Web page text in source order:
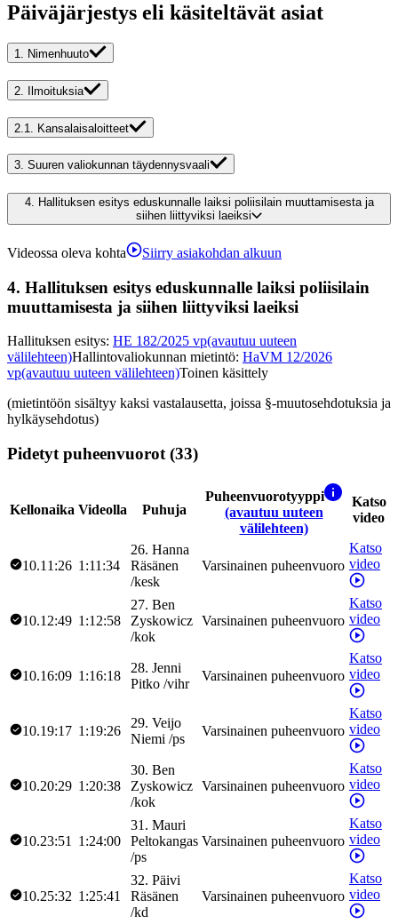
Päiväjärjestys eli käsiteltävät asiat
1. Nimenhuuto
2. Ilmoituksia
2.1. Kansalaisaloitteet
3. Suuren valiokunnan täydennysvaali
4. Hallituksen esitys eduskunnalle laiksi poliisilain muuttamisesta ja
siihen liittyviksi laeiksi
Videossa oleva kohta Siirry asiakohdan alkuun
4. Hallituksen esitys eduskunnalle laiksi poliisilain
muuttamisesta ja siihen liittyviksi laeiksi
Hallituksen esitys: HE 182/2025 vp(avautuu uuteen
välilehteen)Hallintovaliokunnan mietintö: HaVM 12/2026
vp(avautuu uuteen välilehteen)Toinen käsittely
(mietintöön sisältyy kaksi vastalausetta, joissa §-muutosehdotuksia ja
hylkäysehdotus)
Pidetyt puheenvuorot (33)
Kellonaika Videolla Puhuja
Puheenvuorotyyppi
(avautuu uuteen
välilehteen)
Katso
video
10.11:26 1:11:34
26. Hanna
Räsänen
/kesk
Varsinainen puheenvuoro
Katso
video
10.12:49 1:12:58
27. Ben
Zyskowicz
/kok
Varsinainen puheenvuoro
Katso
video
10.16:09 1:16:18
28. Jenni
Pitko /vihr
Varsinainen puheenvuoro
Katso
video
10.19:17 1:19:26
29. Veijo
Niemi /ps
Varsinainen puheenvuoro
Katso
video
10.20:29 1:20:38
30. Ben
Zyskowicz
/kok
Varsinainen puheenvuoro
Katso
video
10.23:51 1:24:00
31 . Mauri
Peltokangas
/ps
Varsinainen puheenvuoro
Katso
video
10.25:32 1:25:41
32. Päivi
Räsänen
/kd
Varsinainen puheenvuoro
Katso
video